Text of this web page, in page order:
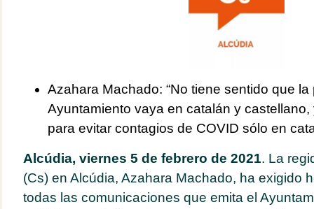
Azahara Machado: “No tiene sentido que la
Ayuntamiento vaya en catalán y
para evitar contagios de COVID sólo en
Alcúdia, viernes 5 de febrero de 2021. La
(Cs) en Alcúdia, Azahara Machado, ha exigido
todas las comunicaciones que emita el